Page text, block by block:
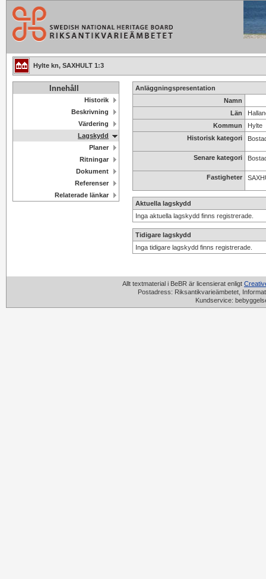
Hylte kn, SAXHULT 1:3
Innehåll
Historik
Beskrivning
Värdering
Lagskydd
Planer
Ritningar
Dokument
Referenser
Relaterade länkar
Anläggningspresentation
Namn
Län
Kommun
Hylte
Historisk kategori
Senare kategori
Fastigheter
Aktuella lagskydd
Inga aktuella lagskydd finns registrerade.
Tidigare lagskydd
Inga tidigare lagskydd finns registrerade.
Allt textmaterial i BeBR är licensierat enligt
Postadress: Riksantikvarieämbetet,
Kundservice: